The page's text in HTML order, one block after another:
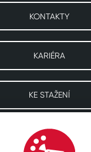
KONTAKTY
KARIÉRA
KE STAŽENÍ
Navštivte naše pobočky